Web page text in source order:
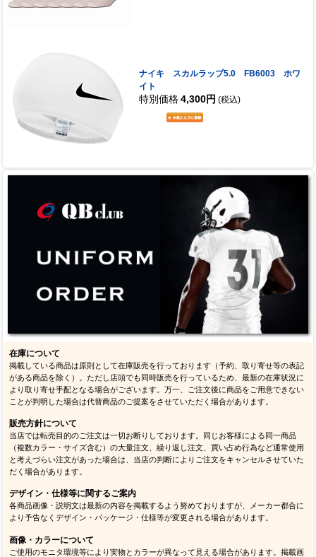
ナイキ スカルラップ5.0 FB6003 ホワ
イト
特別価格 4,300円 (税込)
在庫について
掲載している商品は原則として在庫販売を行っております（予約、取り寄せ等の表記
がある商品を除く）。ただし店頭でも同時販売を行っているため、最新の在庫状況に
より取り寄せ手配となる場合がございます。万一、ご注文後に商品をご用意できない
ことが判明した場合は代替商品のご提案をさせていただく場合があります。
販売方針について
当店では転売目的のご注文は一切お断りしております。同じお客様による同一商品
（複数カラー・サイズ含む）の大量注文、繰り返し注文、買い占め行為など通常使用
と考えづらい注文があった場合は、当店の判断によりご注文をキャンセルさせていた
だく場合があります。
デザイン・仕様等に関するご案内
各商品画像・説明文は最新の内容を掲載するよう努めておりますが、メーカー都合に
より予告なくデザイン・パッケージ・仕様等が変更される場合があります。
画像・カラーについて
ご使用のモニタ環境等により実物とカラーが異なって見える場合があります。掲載画